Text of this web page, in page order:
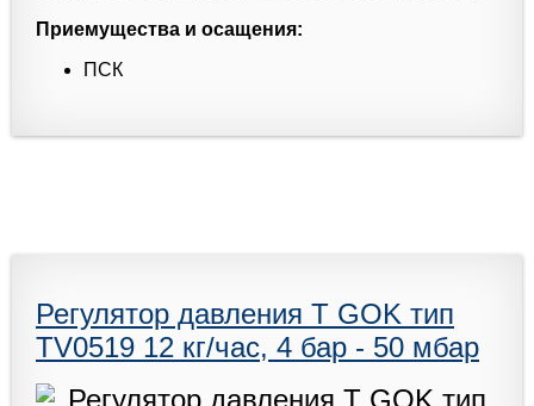
Приемущества и осащения:
ПСК
Регулятор давления T GOK тип
TV0519 12 кг/час, 4 бар - 50 мбар